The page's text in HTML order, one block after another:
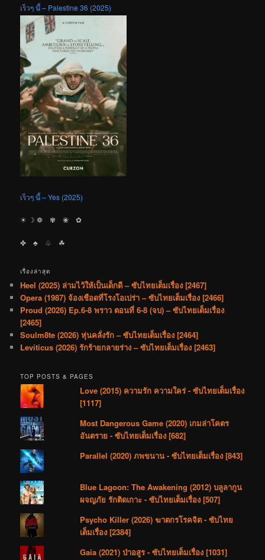
เร็วๆ นี้ – Palestine 36 (2025)
เร็วๆ นี้ – Yes (2025)
☀︎ ☽ ❁ ✾ ❀ ✿
✤ ♣︎ ♧ ☘︎
เรื่องล่าสุด
Heel (2025) ล่ามไว้ให้เป็นเด็กดี – ซับไทยเต็มเรื่อง [2467]
Opera (1987) จ้องเชือดที่โรงโอเปร่า – ซับไทยเต็มเรื่อง [2466]
Proud (2026) Ep.6-8 พราว ตอนที่ 6-8 (จบ) – ซับไทยเต็มเรื่อง
[2465]
Soulm8te (2026) หุ่นคลั่งรัก – ซับไทยเต็มเรื่อง [2464]
Leviticus (2026) รักร้ายกลายร่าง – ซับไทยเต็มเรื่อง [2463]
TOP POSTS & PAGES
Love (2015) ความรัก ความใคร่ - ซับไทยเต็มเรื่อง
[1117]
Most Dangerous Game (2020) เกมล่าโคตร
อันตราย - ซับไทยเต็มเรื่อง [682]
Parallel (2020) ภพขนาน - ซับไทยเต็มเรื่อง [843]
Blue Lagoon: The Awakening (2012) บลูลากูน
ผจญภัย รักติดเกาะ - ซับไทยเต็มเรื่อง [507]
Psycho Killer (2026) ฆาตกรโรคจิต - ซับไทย
เต็มเรื่อง [2384]
Gaia (2021) ป่าอสูร - ซับไทยเต็มเรื่อง [1031]